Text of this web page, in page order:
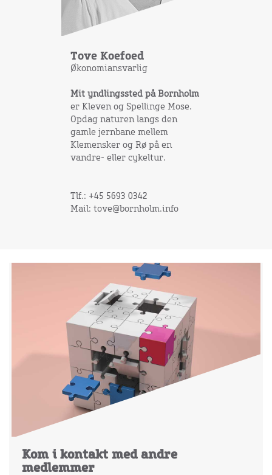
Tove Koefoed
Økonomiansvarlig
Mit yndlingssted på Bornholm
er Kleven og Spellinge Mose.
Opdag naturen langs den
gamle jernbane mellem
Klemensker og Rø på en
vandre- eller cykeltur.
Tlf.: +45 5693 0342
Mail: tove@bornholm.info
Kom i kontakt med andre
medlemmer